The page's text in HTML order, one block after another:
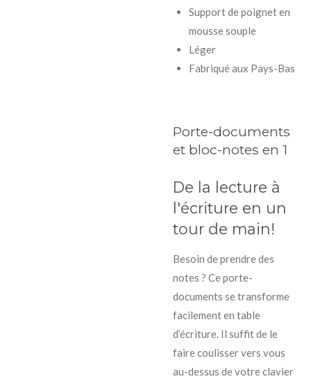
Support de poignet en
mousse souple
Léger
Fabriqué aux Pays-Bas
Porte-documents
et bloc-notes en 1
De la lecture à
l'écriture en un
tour de main!
Besoin de prendre des
notes ? Ce porte-
documents se transforme
facilement en table
d’écriture. Il suffit de le
faire coulisser vers vous
au-dessus de votre clavier